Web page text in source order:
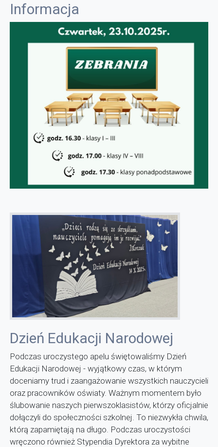
Informacja
Dzień Edukacji Narodowej
Podczas uroczystego apelu świętowaliśmy Dzień
Edukacji Narodowej - wyjątkowy czas, w którym
doceniamy trud i zaangażowanie wszystkich nauczycieli
oraz pracowników oświaty. Ważnym momentem było
ślubowanie naszych pierwszoklasistów, którzy oficjalnie
dołączyli do społeczności szkolnej. To niezwykła chwila,
którą zapamiętają na długo. Podczas uroczystości
wręczono również Stypendia Dyrektora za wybitne